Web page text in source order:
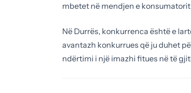
mbetet në mendjen e
Në Durrës, konkurrenca është e
avantazh konkurrues që ju duhet
ndërtimi i një imazhi fitues në të